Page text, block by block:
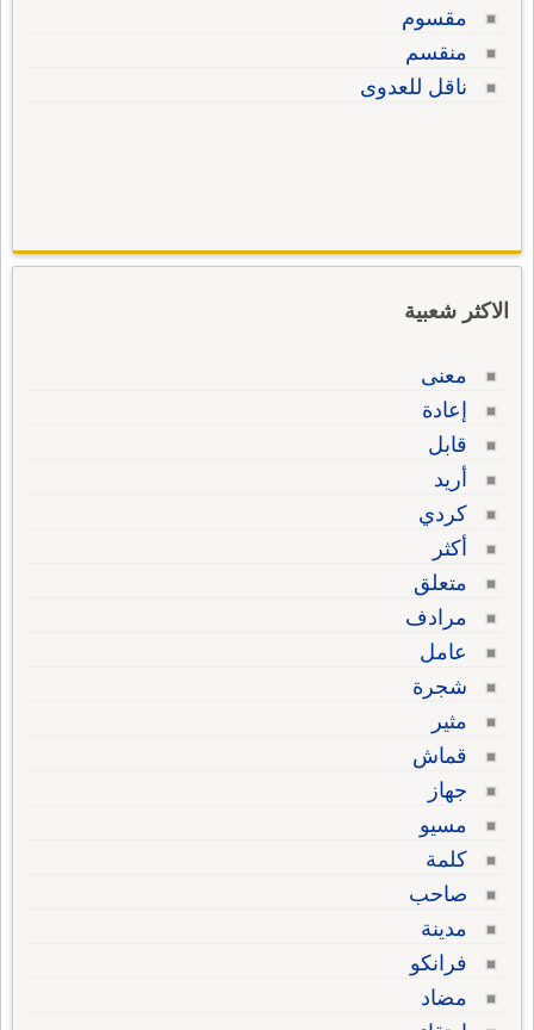
مقسوم
منقسم
ناقل للعدوى
الاكثر شعبية
معنى
إعادة
قابل
أريد
كردي
أكثر
متعلق
مرادف
عامل
شجرة
مثير
قماش
جهاز
مسيو
كلمة
صاحب
مدينة
فرانكو
مضاد